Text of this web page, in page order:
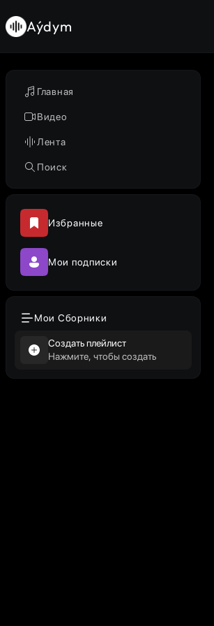
Главная
Видео
Лента
Поиск
Избранные
Мои подписки
Мои Сборники
Создать плейлист
Нажмите, чтобы создать
Aýdym